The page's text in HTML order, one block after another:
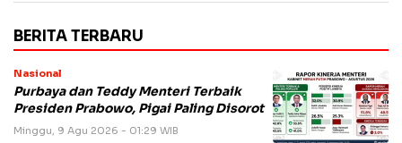
BERITA TERBARU
Nasional
Purbaya dan Teddy Menteri Terbaik
Presiden Prabowo, Pigai Paling Disorot
Minggu, 9 Agu 2026 - 01:29 WIB